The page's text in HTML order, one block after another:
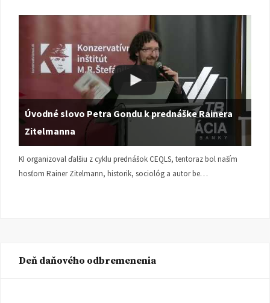
Úvodné slovo Petra Gondu k prednáške Rainera
Zitelmanna
KI organizoval ďalšiu z cyklu prednášok CEQLS, tentoraz bol naším
hosťom Rainer Zitelmann, historik, sociológ a autor be…
Deň daňového odbremenenia